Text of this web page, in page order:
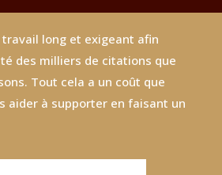
travail long et exigeant afin
des milliers de citations que
Tout cela a un coût que
aider à supporter en faisant un